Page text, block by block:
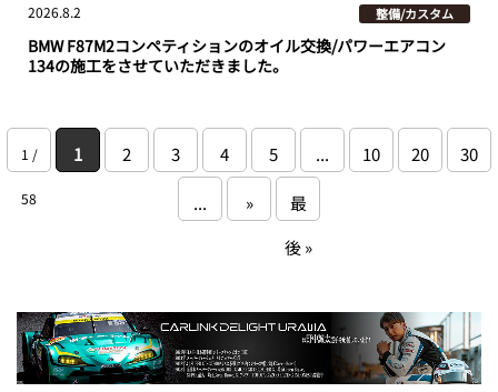
2026.8.2 整備/カスタム
BMW F87M2コンペティションのオイル交換/パワーエアコン
134の施工をさせていただきました。
1 /
58
1 2 3 4 5 ... 10 20 30
... »
最
後 »